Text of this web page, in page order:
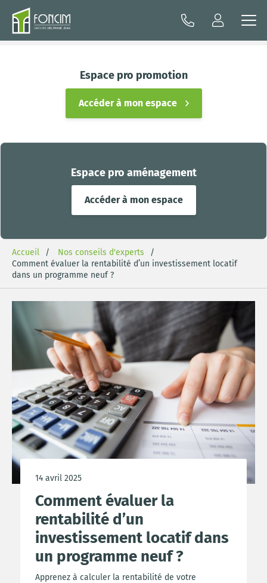
Espace pro aménagement
Accéder à mon espace
Espace pro promotion
Accéder à mon espace
Accueil
Nos conseils d'experts
Comment évaluer la rentabilité d’un investissement locatif
dans un programme neuf ?
14 avril 2025
Comment évaluer la
rentabilité d’un
investissement locatif dans
un programme neuf ?
Apprenez à calculer la rentabilité de votre